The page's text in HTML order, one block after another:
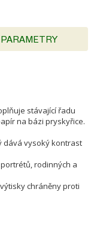
PARAMETRY
stávající řadu
na bázi pryskyřice.
dává vysoký kontrast
rodinných a
chráněny proti